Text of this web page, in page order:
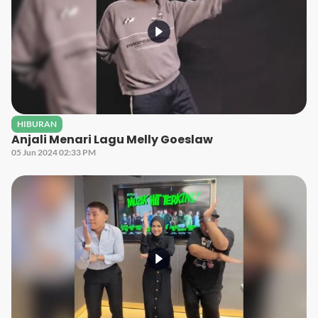
HIBURAN
Anjali Menari Lagu Melly Goeslaw
05 Jun 2024 02:33 PM